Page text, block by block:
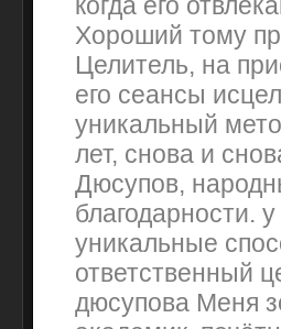
Хороший тому
Целитель, на
его сеансы
уникальный
лет, снова и
Дюсупов,
благодарности.
уникальные
ответственный
дюсупова Меня